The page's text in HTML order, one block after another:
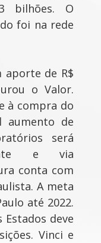
bilhões. O
foi na rede
aporte de R$
o Valor.
à compra do
aumento de
será
e via
conta com
A meta
até 2022.
deve
Vinci e